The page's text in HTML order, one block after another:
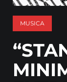
MUSICA